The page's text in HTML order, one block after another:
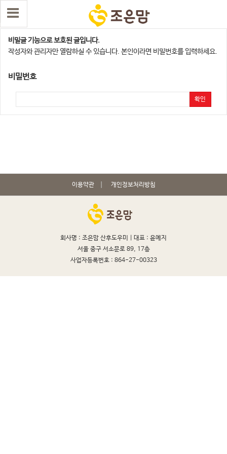
메디앙스와 함께하는 무료 출산팩 선물 이벤트 …
비밀글 기능으로 보호된 글입니다.
작성자와 관리자만 열람하실 수 있습니다. 본인이라면 비밀번호를 입력하세요.
비밀번호
확인
이용약관 개인정보처리방침
회사명 : 조은맘 산후도우미 | 대표 : 윤예지
서울 중구 서소문로 89, 17층
사업자등록번호 : 864-27-00323